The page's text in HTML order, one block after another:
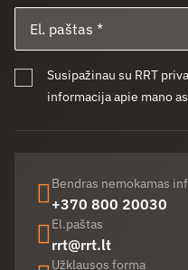
Susipažinau su RRT
informacija apie mano
Bendras nemokamas
+370 800 20030
El.paštas
rrt@rrt.lt
Užklausos forma